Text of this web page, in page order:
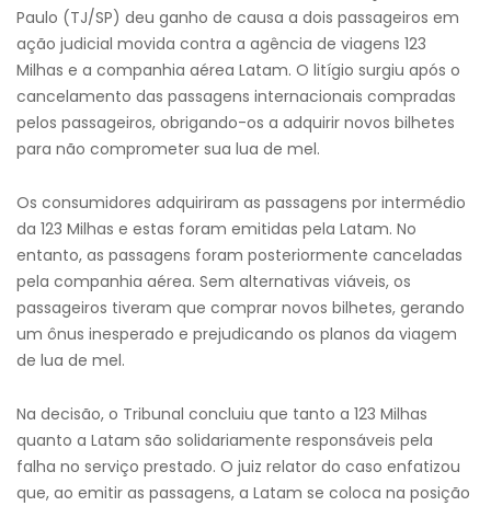
Paulo (TJ/SP) deu ganho de causa a dois passageiros em
ação judicial movida contra a agência de viagens 123
Milhas e a companhia aérea Latam. O litígio surgiu após o
cancelamento das passagens internacionais compradas
pelos passageiros, obrigando-os a adquirir novos bilhetes
para não comprometer sua lua de mel.
Os consumidores adquiriram as passagens por intermédio
da 123 Milhas e estas foram emitidas pela Latam. No
entanto, as passagens foram posteriormente canceladas
pela companhia aérea. Sem alternativas viáveis, os
passageiros tiveram que comprar novos bilhetes, gerando
um ônus inesperado e prejudicando os planos da viagem
de lua de mel.
Na decisão, o Tribunal concluiu que tanto a 123 Milhas
quanto a Latam são solidariamente responsáveis pela
falha no serviço prestado. O juiz relator do caso enfatizou
que, ao emitir as passagens, a Latam se coloca na posição